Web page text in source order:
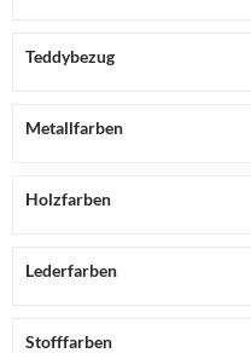
Teddybezug
Metallfarben
Holzfarben
Lederfarben
Stofffarben